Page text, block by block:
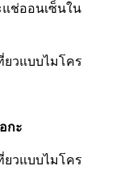
ช่ออนเซ็นใน
กะ